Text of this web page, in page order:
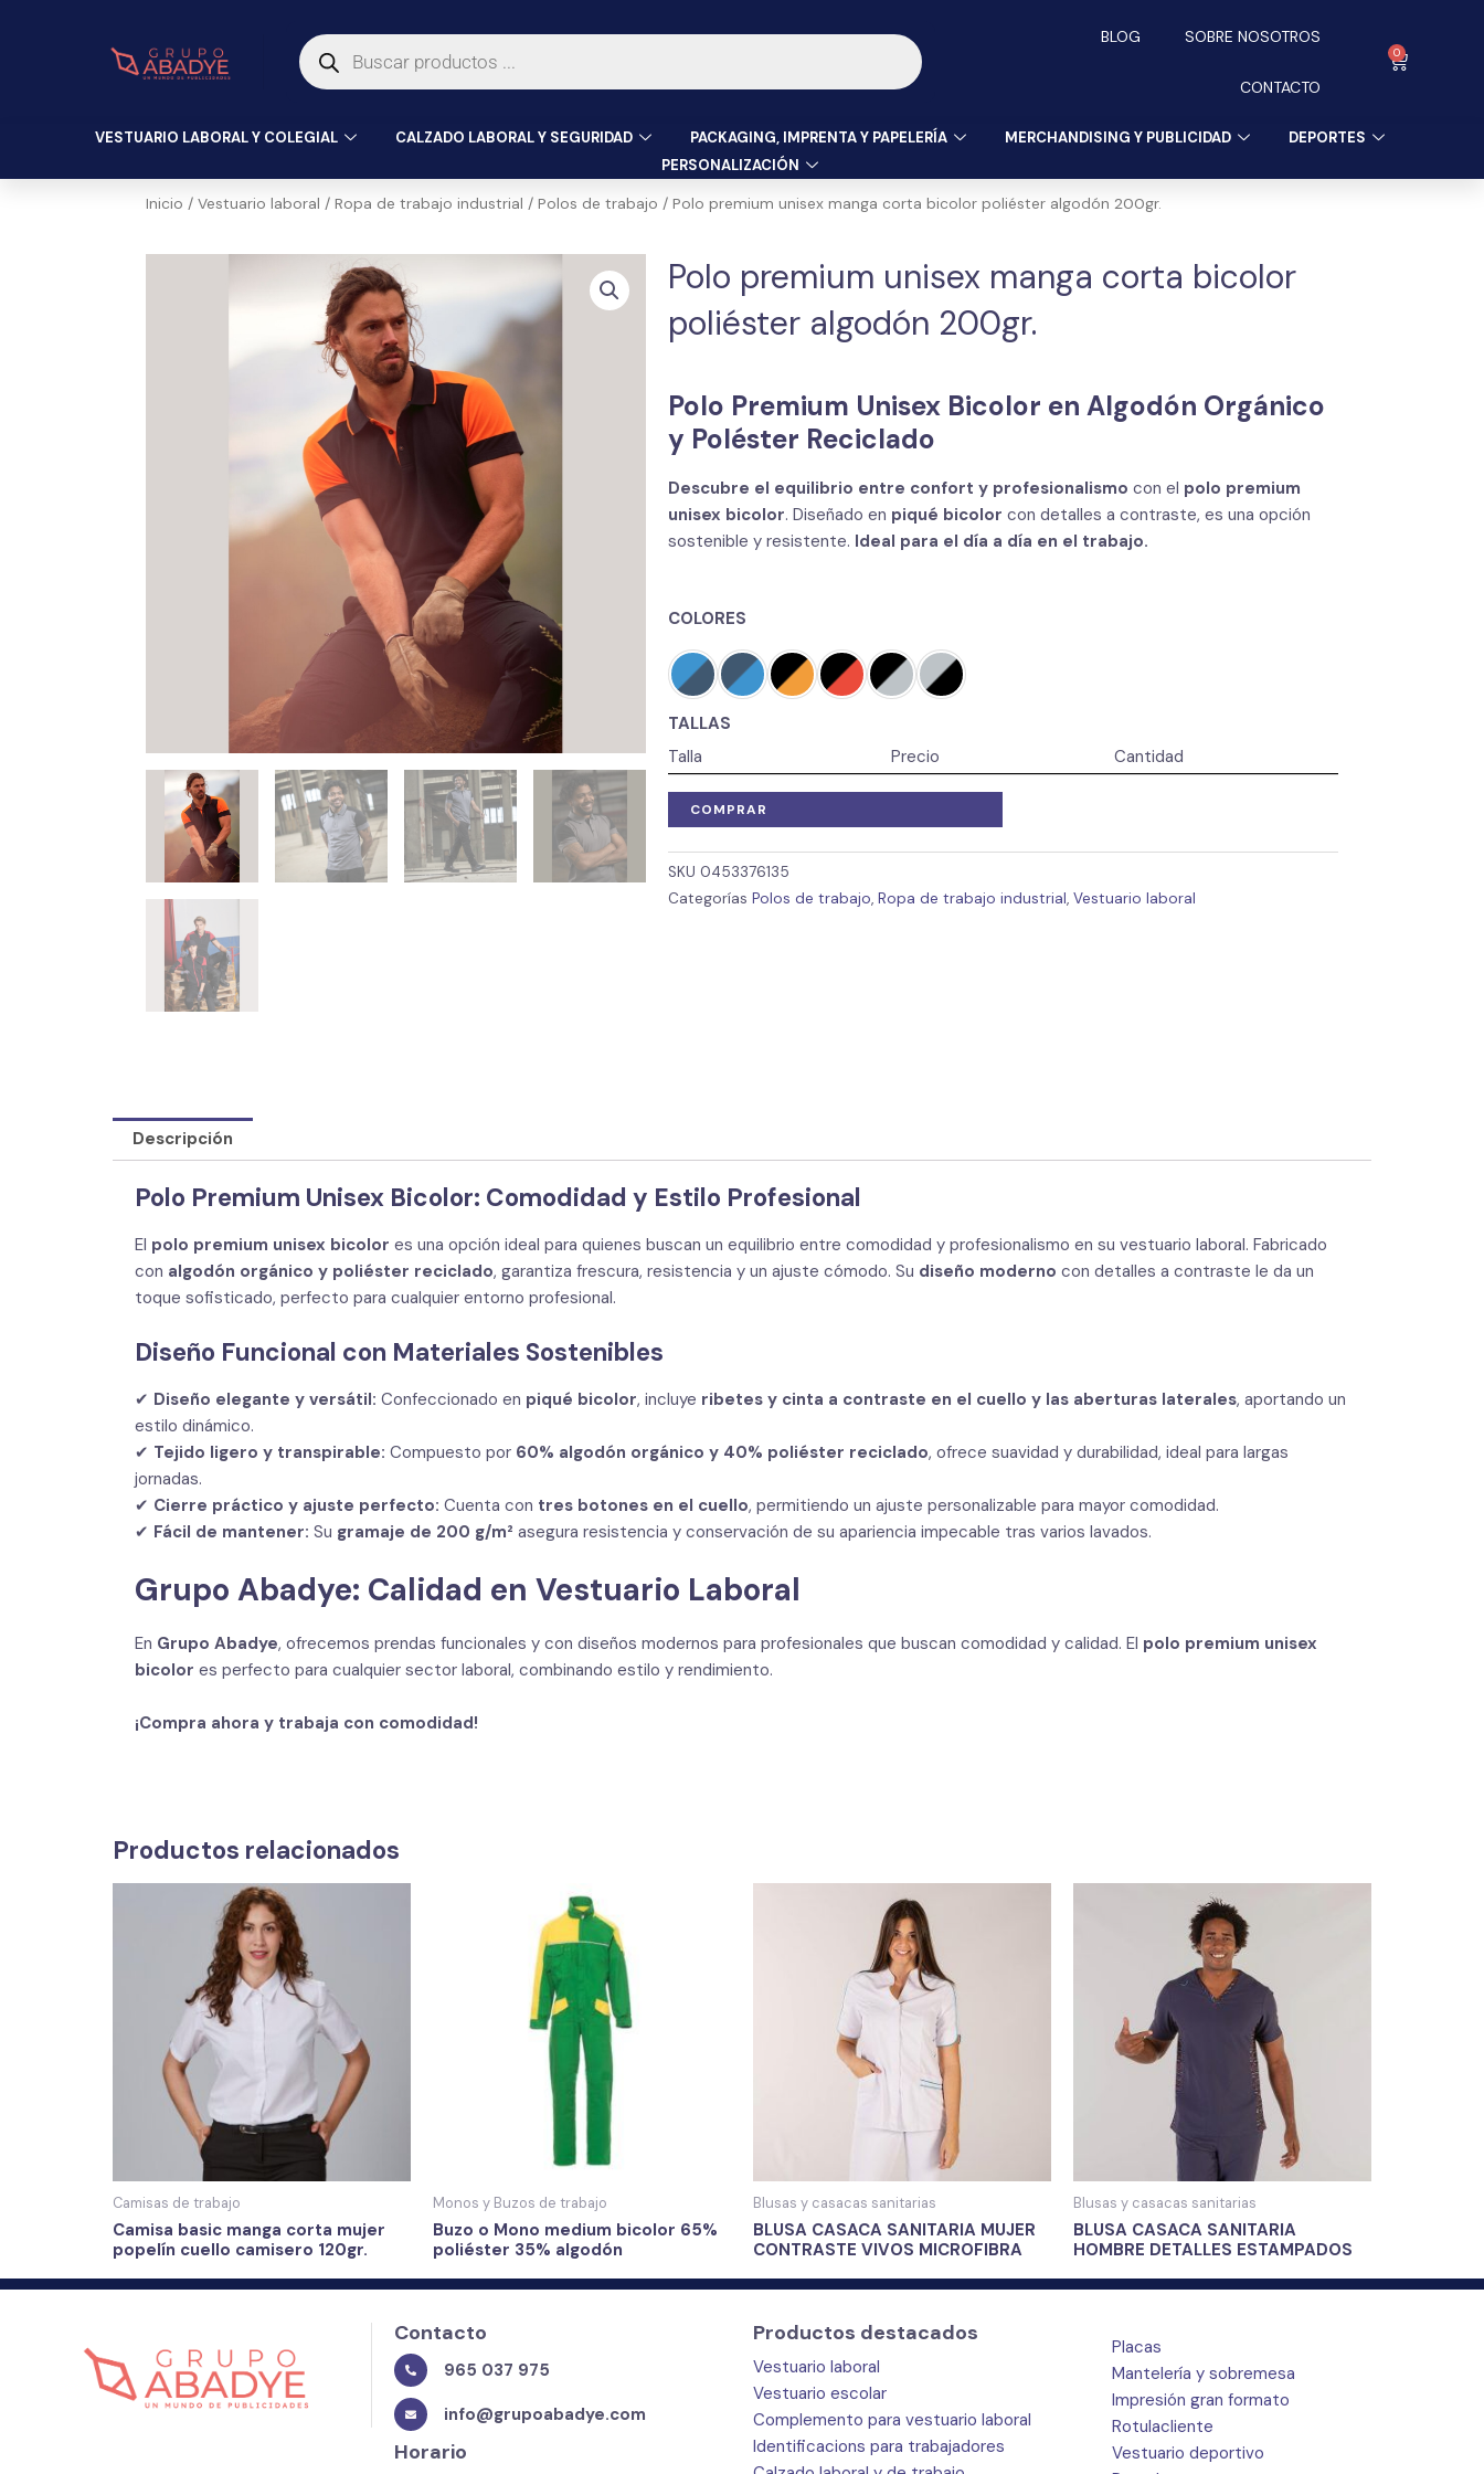
de
productos
BLOG SOBRE NOSOTROS
CONTACTO
0
Carrito
VESTUARIO LABORAL Y COLEGIAL CALZADO LABORAL Y SEGURIDAD PACKAGING, IMPRENTA Y PAPELERÍA MERCHANDISING Y PUBLICIDAD
DEPORTES
PERSONALIZACIÓN
Inicio / Vestuario laboral / Ropa de trabajo industrial / Polos de trabajo / Polo premium unisex manga corta bicolor poliéster algodón 200gr.
Polo premium unisex manga corta bicolor
poliéster algodón 200gr.
Polo Premium Unisex Bicolor en Algodón Orgánico
y Poléster Reciclado
Descubre el equilibrio entre confort y profesionalismo con el polo premium
unisex bicolor. Diseñado en piqué bicolor con detalles a contraste, es una opción
sostenible y resistente. Ideal para el día a día en el trabajo.
COLORES
TALLAS
Talla
Precio Cantidad
COMPRAR
SKU 0453376135
Categorías Polos de trabajo, Ropa de trabajo industrial, Vestuario laboral
Descripción
Polo Premium Unisex Bicolor: Comodidad y Estilo Profesional
El polo premium unisex bicolor es una opción ideal para quienes buscan un equilibrio entre comodidad y profesionalismo en su vestuario laboral. Fabricado
con algodón orgánico y poliéster reciclado, garantiza frescura, resistencia y un ajuste cómodo. Su diseño moderno con detalles a contraste le da un
toque sofisticado, perfecto para cualquier entorno profesional.
Diseño Funcional con Materiales Sostenibles
✔ Diseño elegante y versátil: Confeccionado en piqué bicolor, incluye ribetes y cinta a contraste en el cuello y las aberturas laterales, aportando un
estilo dinámico.
✔ Tejido ligero y transpirable: Compuesto por 60% algodón orgánico y 40% poliéster reciclado, ofrece suavidad y durabilidad, ideal para largas
jornadas.
✔ Cierre práctico y ajuste perfecto: Cuenta con tres botones en el cuello, permitiendo un ajuste personalizable para mayor comodidad.
✔ Fácil de mantener: Su gramaje de 200 g/m² asegura resistencia y conservación de su apariencia impecable tras varios lavados.
Grupo Abadye: Calidad en Vestuario Laboral
En Grupo Abadye, ofrecemos prendas funcionales y con diseños modernos para profesionales que buscan comodidad y calidad. El polo premium unisex
bicolor es perfecto para cualquier sector laboral, combinando estilo y rendimiento.
¡Compra ahora y trabaja con comodidad!
Productos relacionados
Camisas de trabajo
Camisa basic manga corta mujer
popelín cuello camisero 120gr.
Monos y Buzos de trabajo
Buzo o Mono medium bicolor 65%
poliéster 35% algodón
Blusas y casacas sanitarias
BLUSA CASACA SANITARIA MUJER
CONTRASTE VIVOS MICROFIBRA
Blusas y casacas sanitarias
BLUSA CASACA SANITARIA
HOMBRE DETALLES ESTAMPADOS
Contacto
965 037 975
info@grupoabadye.com
Horario
Productos destacados
Vestuario laboral
Vestuario escolar
Complemento para vestuario laboral
Identificacions para trabajadores
Placas
Mantelería y sobremesa
Impresión gran formato
Rotulacliente
Vestuario deportivo